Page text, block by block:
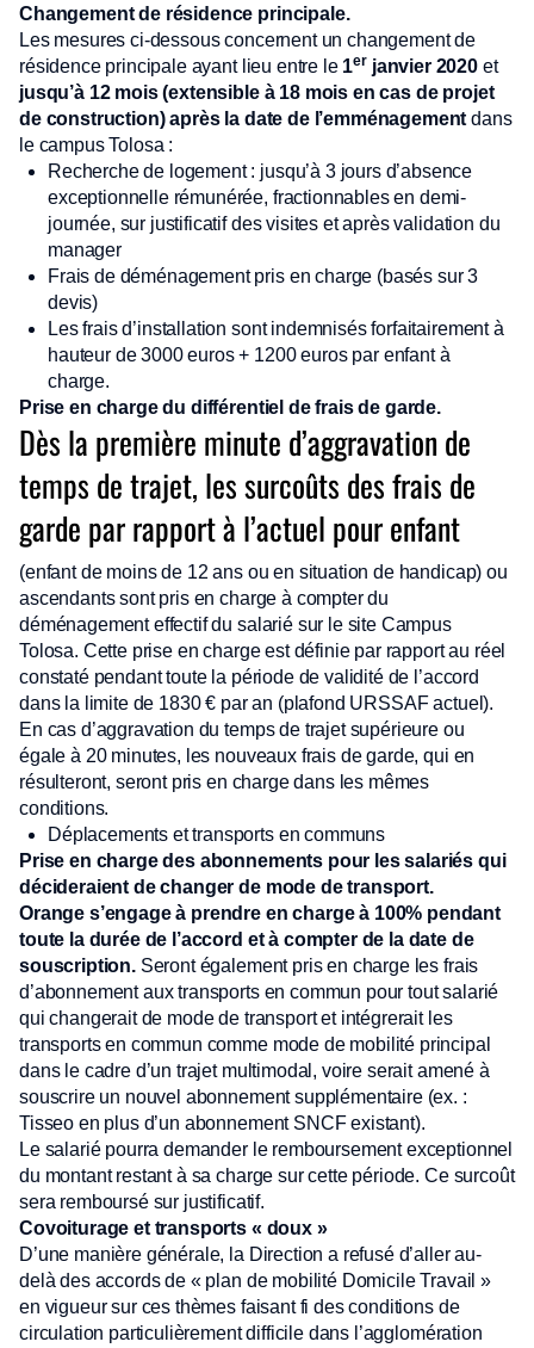
Changement de résidence principale.
Les mesures ci-dessous concernent un changement de
résidence principale ayant lieu entre le 1erjanvier 2020et
jusqu’à 12 mois (extensible à 18 mois en cas de projet
de construction) après la date de l’emménagement dans
le campus Tolosa :
Recherche de logement : jusqu’à 3 jours d’absence
exceptionnelle rémunérée, fractionnables en demi-
journée, sur justificatif des visites et après validation du
manager
Frais de déménagement pris en charge (basés sur 3
devis)
Les frais d’installation sont indemnisés forfaitairement à
hauteur de 3000 euros + 1200 euros par enfant à
charge.
Prise en charge du différentiel de frais de garde.
Dès la première minute d’aggravation de
temps de trajet, les surcoûts des frais de
garde par rapport à l’actuel pour enfant
(enfant de moins de 12 ans ou en situation de handicap) ou
ascendants sont pris en charge à compter du
déménagement effectif du salarié sur le site Campus
Tolosa. Cette prise en charge est définie par rapport au réel
constaté pendant toute la période de validité de l’accord
dans la limite de 1830 € par an (plafond URSSAF actuel).
En cas d’aggravation du temps de trajet supérieure ou
égale à 20 minutes, les nouveaux frais de garde, qui en
résulteront, seront pris en charge dans les mêmes
conditions.
Déplacements et transports en communs
Prise en charge des abonnements pour les salariés qui
décideraient de changer de mode de transport.
Orange s’engage à prendre en charge à 100% pendant
toute la durée de l’accord et à compter de la date de
souscription.Seront également pris en charge les frais
d’abonnement aux transports en commun pour tout salarié
qui changerait de mode de transport et intégrerait les
transports en commun comme mode de mobilité principal
dans le cadre d’un trajet multimodal, voire serait amené à
souscrire un nouvel abonnement supplémentaire (ex. :
Tisseo en plus d’un abonnement SNCF existant).
Le salarié pourra demander le remboursement exceptionnel
du montant restant à sa charge sur cette période. Ce surcoût
sera remboursé sur justificatif.
Covoiturage et transports « doux »
D’une manière générale, la Direction a refusé d’aller au-
delà des accords de « plan de mobilité Domicile Travail »
en vigueur sur ces thèmes faisant fi des conditions de
circulation particulièrement difficile dans l’agglomération